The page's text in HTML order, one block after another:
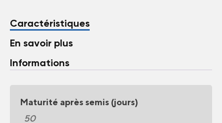
Caractéristiques
En savoir plus
Informations
Maturité après semis (jours)
50